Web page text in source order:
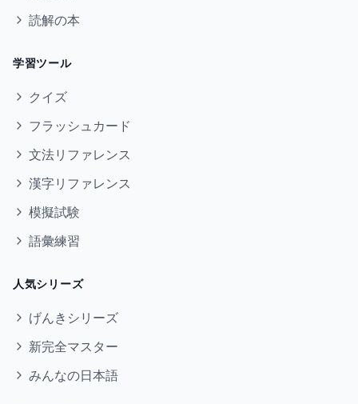
読解の本
学習ツール
クイズ
フラッシュカード
文法リファレンス
漢字リファレンス
模擬試験
語彙練習
人気シリーズ
げんきシリーズ
新完全マスター
みんなの日本語